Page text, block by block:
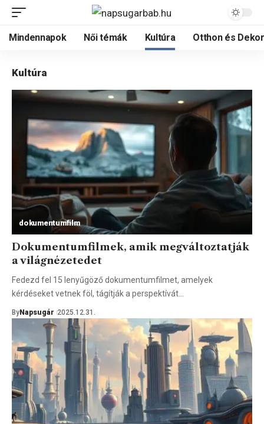
Mindennapok Női témák Kultúra Otthon és
Kultúra
dokumentumfilm
Dokumentumfilmek, amik megváltoztatják
a világnézetedet
Fedezd fel 15 lenyűgöző dokumentumfilmet, amelyek
kérdéseket vetnek föl, tágítják a perspektívát…
ByNapsugár 2025.12.31.